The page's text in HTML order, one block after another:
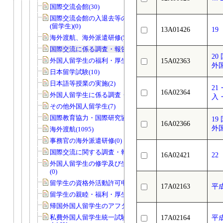
国際交流会館(30)
国際交流会館の入退去等の届出・許可
(留学生)(0)
海外渡航、海外派遣研修(58)
国際交流に係る調査・報告等(18)
外国人留学生の福利・厚生・親睦等(15)
日本留学試験(10)
日本語等授業の実施(2)
外国人留学生に係る調査・報告等(2)
その他外国人留学生(7)
国際教育協力・国際研究協力(26)
海外渡航(1095)
事務官の海外派遣研修(0)
国際交流に関する調査・報告等(2)
外国人留学生の修学及び生活上の指導
(0)
留学生の資格外活動許可申請(40)
留学生の親睦・福利・厚生等(1)
帰国外国人留学生のアフターケア(0)
私費外国人留学生統一試験・日本語能
13A01426 19
15A02363
20
外
16A02364
21
入
16A02366
19
外
16A02421 22
17A02163 平
17A02164 平